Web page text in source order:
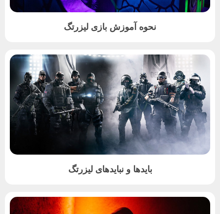
نحوه آموزش بازی لیزرتگ
بایدها و نبایدهای لیزرتگ